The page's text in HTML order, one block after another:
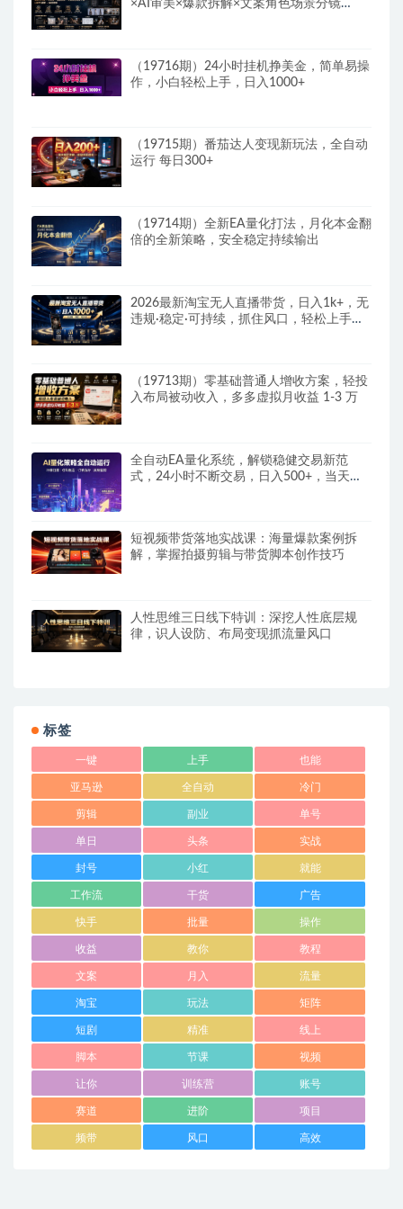
×AI审美×爆款拆解×文案角色场景分镜
（19716期）24小时挂机挣美金，简单易操
作，小白轻松上手，日入1000+
（19715期）番茄达人变现新玩法，全自动
运行 每日300+
（19714期）全新EA量化打法，月化本金翻
倍的全新策略，安全稳定持续输出
2026最新淘宝无人直播带货，日入1k+，无
违规·稳定·可持续，抓住风口，轻松上手，
（19713期）零基础普通人增收方案，轻投
入布局被动收入，多多虚拟月收益 1-3 万
全自动EA量化系统，解锁稳健交易新范
式，24小时不断交易，日入500+，当天收
短视频带货落地实战课：海量爆款案例拆
解，掌握拍摄剪辑与带货脚本创作技巧
人性思维三日线下特训：深挖人性底层规
律，识人设防、布局变现抓流量风口
标签
一键 上手 也能
亚马逊 全自动 冷门
剪辑 副业 单号
单日 头条 实战
封号 小红 就能
工作流 干货 广告
快手 批量 操作
收益 教你 教程
文案 月入 流量
淘宝 玩法 矩阵
短剧 精准 线上
脚本 节课 视频
让你 训练营 账号
赛道 进阶 项目
频带 风口 高效